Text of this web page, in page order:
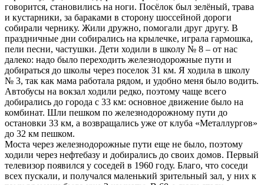
говорится, становились на ноги. Посёлок был зелёный, трава
и кустарники, за бараками в сторону шоссейной дороги
собирали чернику. Жили дружно, помогали друг другу. В
праздничные дни собирались на крылечке, играла гармошка,
пели песни, частушки. Дети ходили в школу № 8 – от нас
далеко: надо было переходить железнодорожные пути и
добираться до школы через поселок 31 км. Я ходила в школу
№ 3, так как мама работала рядом, и удобно меня было водить.
Автобусы на вокзал ходили редко, поэтому чаще всего
добирались до города с 33 км: основное движение было на
комбинат. Шли пешком по железнодорожному пути до
остановки 33 км, а возвращались уже от клуба «Металлургов»
до 32 км пешком.
Моста через железнодорожные пути еще не было, поэтому
ходили через нефтебазу и добирались до своих домов. Первый
телевизор появился у соседей в 1960 году. Благо, что соседи
всех пускали, и получался маленький зрительный зал, у них к